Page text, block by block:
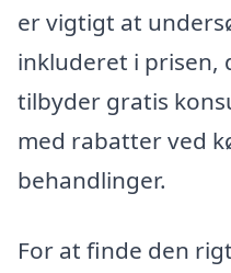
er vigtigt at
inkluderet i prisen,
tilbyder gratis
med rabatter ved
behandlinger.
For at finde den